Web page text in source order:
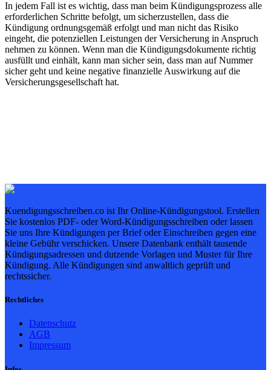
In jedem Fall ist es wichtig, dass man beim Kündigungsprozess alle
erforderlichen Schritte befolgt, um sicherzustellen, dass die
Kündigung ordnungsgemäß erfolgt und man nicht das Risiko
eingeht, die potenziellen Leistungen der Versicherung in Anspruch
nehmen zu können. Wenn man die Kündigungsdokumente richtig
ausfüllt und einhält, kann man sicher sein, dass man auf Nummer
sicher geht und keine negative finanzielle Auswirkung auf die
Versicherungsgesellschaft hat.
Kuendigungsschreiben.co ist Ihr Online-Kündigungstool. Erstellen
Sie kostenlos PDF- oder Word-Kündigungsschreiben oder lassen
Sie uns Ihre Kündigungen per Brief oder Einschreiben gegen eine
kleine Gebühr verschicken. Unsere Datenbank enthält tausende
Kündigungsadressen und dutzende Vorlagen und Muster für Ihre
Kündigung. Alle Kündigungen sind anwaltlich geprüft und
rechtssicher.
Rechtliches
Datenschutz
AGB
Impressum